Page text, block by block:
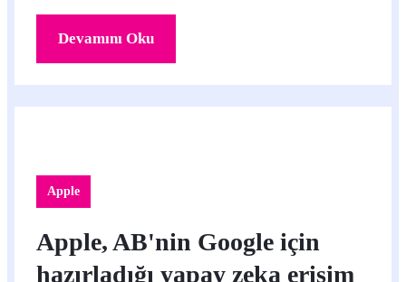
Devamını Oku
Apple
Apple, AB'nin Google için
hazırladığı yapay zeka erişim